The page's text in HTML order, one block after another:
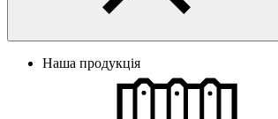
Наша продукція